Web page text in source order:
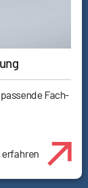
Fach-